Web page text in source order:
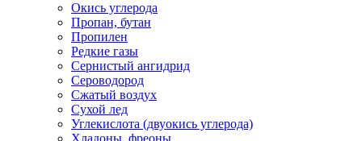
Окись углерода
Пропан, бутан
Пропилен
Редкие газы
Сернистый ангидрид
Сероводород
Сжатый воздух
Сухой лед
Углекислота (двуокись углерода)
Хладоны, фреоны